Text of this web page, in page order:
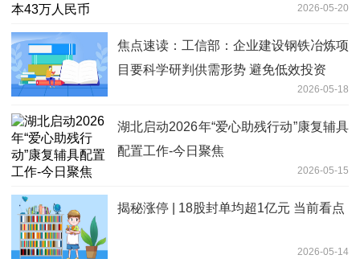
2026-05-20
焦点速读：工信部：企业建设钢铁冶炼项
目要科学研判供需形势 避免低效投资
2026-05-18
湖北启动2026年“爱心助残行动”康复辅具
配置工作-今日聚焦
2026-05-15
揭秘涨停 | 18股封单均超1亿元 当前看点
2026-05-14